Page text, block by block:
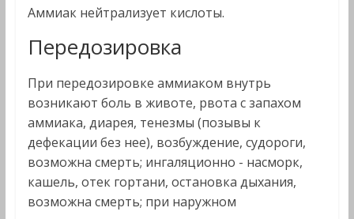
Аммиак нейтрализует кислоты.
Передозировка
При передозировке аммиаком внутрь
возникают боль в животе, рвота с запахом
аммиака, диарея, тенезмы (позывы к
дефекации без нее), возбуждение, судороги,
возможна смерть; ингаляционно - насморк,
кашель, отек гортани, остановка дыхания,
возможна смерть; при наружном